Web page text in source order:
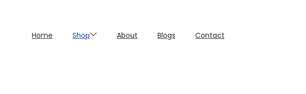
Home Shop About Blogs Contact